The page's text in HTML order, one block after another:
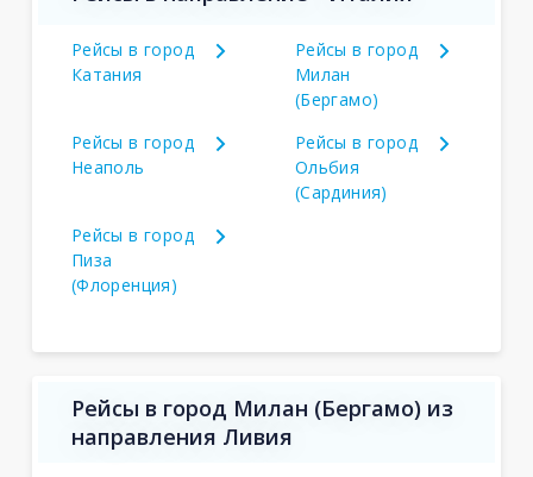
Рейсы в город
Катания
Рейсы в город
Милан
(Бергамо)
Рейсы в город
Неаполь
Рейсы в город
Ольбия
(Сардиния)
Рейсы в город
Пиза
(Флоренция)
Рейсы в город Милан (Бергамо) из
направления Ливия